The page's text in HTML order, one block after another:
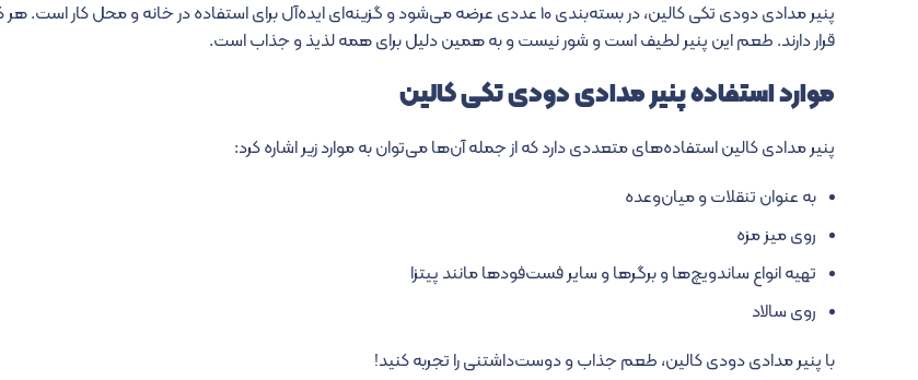
پنیر مدادی دودی تکی کالین، در بسته‌بندی ۱۰ عددی عرضه می‌شود و گزینه‌ای ایده‌آل برای استفاده در
قرار دارند. طعم این پنیر لطیف است و شور نیست و به همین دلیل برای همه لذیذ و جذاب است.
موارد استفاده پنیر مدادی دودی تکی کالین
پنیر مدادی کالین استفاده‎‌های متعددی دارد که از جمله آن‌ها می‌توان به موارد زیر اشاره کرد:
به عنوان تنقلات و میان‌وعده
روی میز مزه
تهیه انواع ساندویچ‌ها و برگرها و سایر فست‌فودها مانند پیتزا
روی سالاد
با پنیر مدادی دودی کالین، طعم جذاب و دوست‌داشتنی را تجربه کنید!